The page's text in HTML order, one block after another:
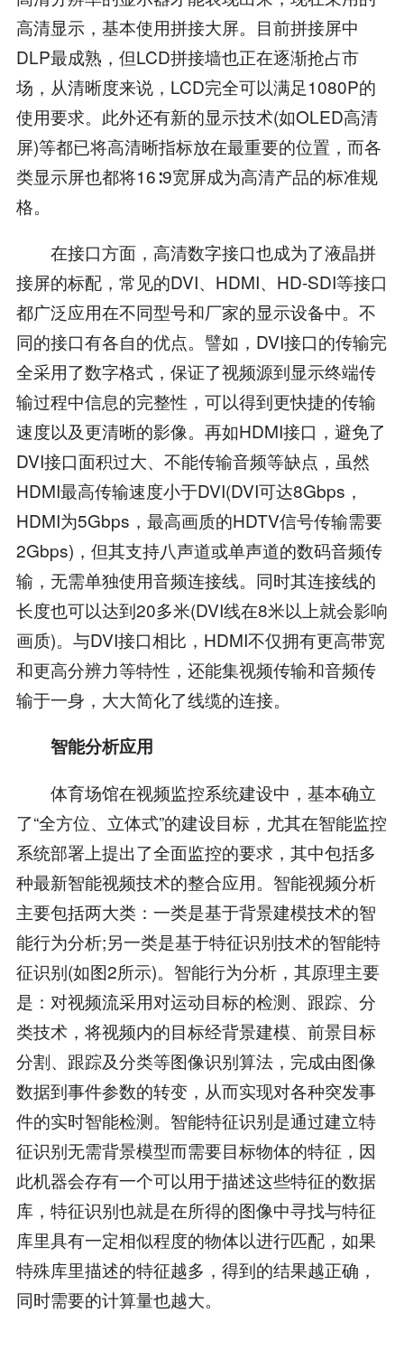
高清显示，基本使用拼接大屏。目前拼接屏中
DLP最成熟，但LCD拼接墙也正在逐渐抢占市
场，从清晰度来说，LCD完全可以满足1080P的
使用要求。此外还有新的显示技术(如OLED高清
屏)等都已将高清晰指标放在最重要的位置，而各
类显示屏也都将16∶9宽屏成为高清产品的标准规
格。
在接口方面，高清数字接口也成为了液晶拼
接屏的标配，常见的DVI、HDMI、HD-SDI等接口
都广泛应用在不同型号和厂家的显示设备中。不
同的接口有各自的优点。譬如，DVI接口的传输完
全采用了数字格式，保证了视频源到显示终端传
输过程中信息的完整性，可以得到更快捷的传输
速度以及更清晰的影像。再如HDMI接口，避免了
DVI接口面积过大、不能传输音频等缺点，虽然
HDMI最高传输速度小于DVI(DVI可达8Gbps，
HDMI为5Gbps，最高画质的HDTV信号传输需要
2Gbps)，但其支持八声道或单声道的数码音频传
输，无需单独使用音频连接线。同时其连接线的
长度也可以达到20多米(DVI线在8米以上就会影响
画质)。与DVI接口相比，HDMI不仅拥有更高带宽
和更高分辨力等特性，还能集视频传输和音频传
输于一身，大大简化了线缆的连接。
智能分析应用
体育场馆在视频监控系统建设中，基本确立
了“全方位、立体式”的建设目标，尤其在智能监控
系统部署上提出了全面监控的要求，其中包括多
种最新智能视频技术的整合应用。智能视频分析
主要包括两大类：一类是基于背景建模技术的智
能行为分析;另一类是基于特征识别技术的智能特
征识别(如图2所示)。智能行为分析，其原理主要
是：对视频流采用对运动目标的检测、跟踪、分
类技术，将视频内的目标经背景建模、前景目标
分割、跟踪及分类等图像识别算法，完成由图像
数据到事件参数的转变，从而实现对各种突发事
件的实时智能检测。智能特征识别是通过建立特
征识别无需背景模型而需要目标物体的特征，因
此机器会存有一个可以用于描述这些特征的数据
库，特征识别也就是在所得的图像中寻找与特征
库里具有一定相似程度的物体以进行匹配，如果
特殊库里描述的特征越多，得到的结果越正确，
同时需要的计算量也越大。